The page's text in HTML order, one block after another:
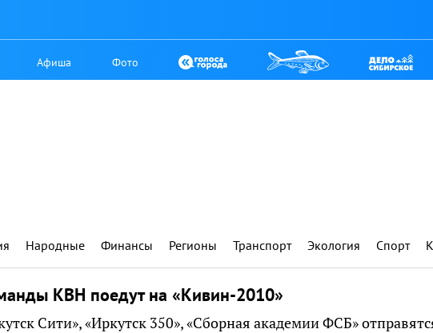
Афиша Фото
Народные Финансы Регионы Транспорт Экология Спорт
КВН поедут на «Кивин-2010»
Сити», «Иркутск 350», «Сборная академии ФСБ»